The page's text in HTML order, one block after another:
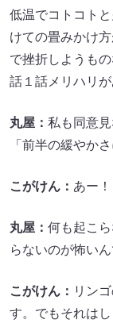
低温でコトコト
けての畳みかけ
で挫折しようも
話１話メリハリ
丸屋： 私も同意
「前半の緩やか
こがけん： あー
丸屋： 何も起こ
らないのが怖いん
こがけん： リン
す。でもそれは